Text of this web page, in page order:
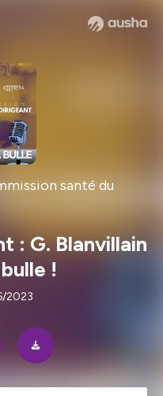
santé du
: G. Blanvillain
!
2023